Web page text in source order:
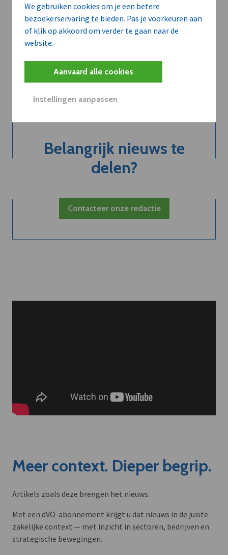
We gebruiken cookies om je een betere
bezoekerservaring te bieden. Pas je voorkeuren aan
of klik op akkoord om verder te gaan naar de
website.
Aanvaard alle cookies
Instellingen aanpassen
van een
abonnement...
Neem dVO Leads
Belangrijk nieuws te
delen?
Contacteer onze redactie
Meer context. Dieper begrip.
Artikels zoals deze brengen het nieuws.
Met een dVO-abonnement krijgt u dat nieuws in de juiste
zakelijke context — met inzicht in sectoren, bedrijven en
strategische bewegingen.